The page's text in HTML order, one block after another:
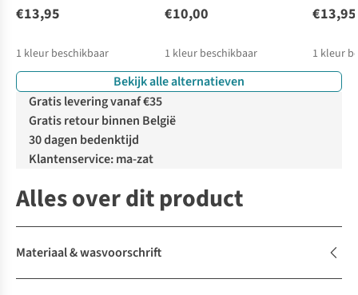
€13,95
1 kleur beschikbaar
€10,00
1 kleur beschikbaar
€13,95
1 kleur
Bekijk alle alternatieven
Gratis levering vanaf €35
Gratis retour binnen België
30 dagen bedenktijd
Klantenservice: ma-zat
Alles over dit product
Materiaal & wasvoorschrift